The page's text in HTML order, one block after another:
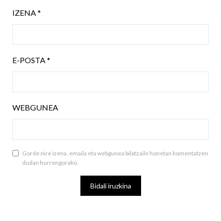
IZENA*
E-POSTA*
WEBGUNEA
Gorde nire izena, emaila eta webgunea bilatzaile honetan komentatzen
dudan hurrengorako.